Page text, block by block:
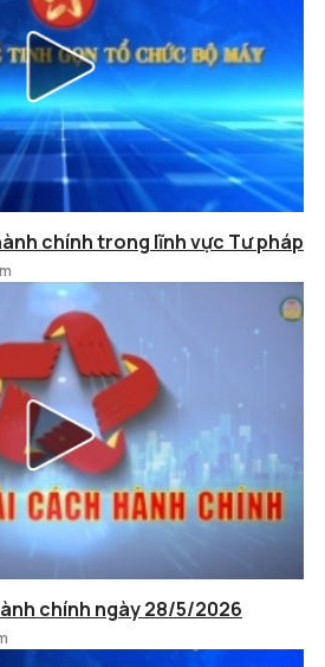
chính trong lĩnh vực Tư pháp
chính ngày 28/5/2026